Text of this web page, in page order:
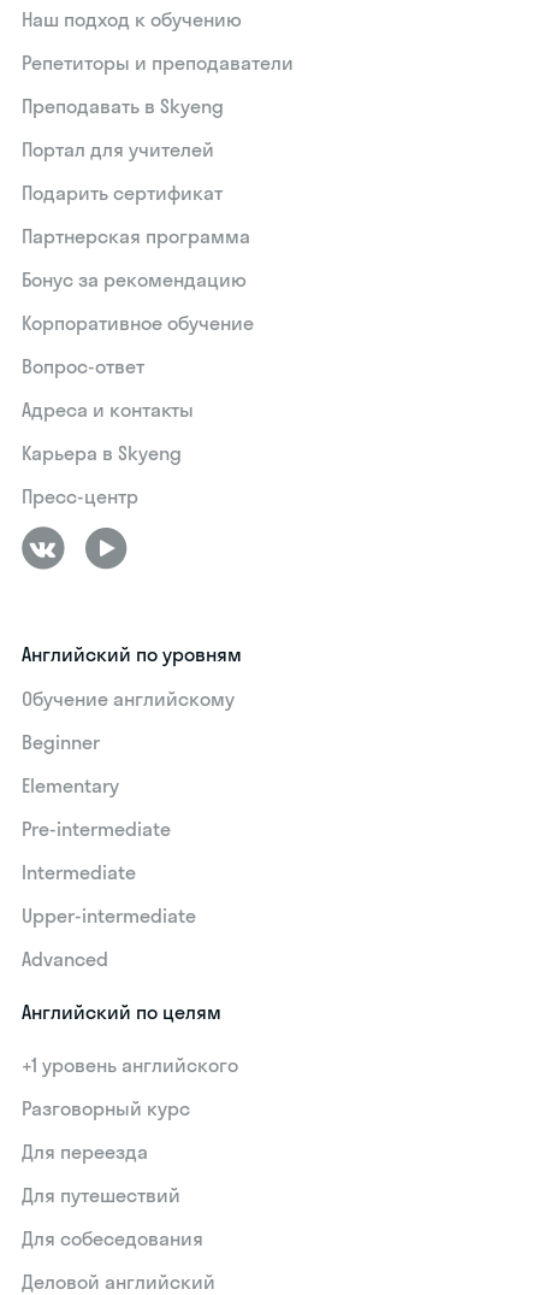
Наш подход к обучению
Репетиторы и преподаватели
Преподавать в Skyeng
Портал для учителей
Подарить сертификат
Партнерская программа
Бонус за рекомендацию
Корпоративное обучение
Вопрос-ответ
Адреса и контакты
Карьера в Skyeng
Пресс-центр
Английский по уровням
Обучение английскому
Beginner
Elementary
Pre-intermediate
Intermediate
Upper-intermediate
Advanced
Английский по целям
+1 уровень английского
Разговорный курс
Для переезда
Для путешествий
Для собеседования
Деловой английский